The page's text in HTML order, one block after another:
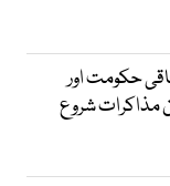
حکومت اور
مذاکرات شروع